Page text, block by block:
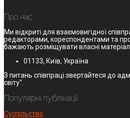
Про нас
Ми відкриті для взаємовигідної
редакторами, кореспондентами та
бажають розміщувати власні
01133, Київ, Україна
З питань співпраці звертайтеся до
світу".
Популярні публікації
Суспільство